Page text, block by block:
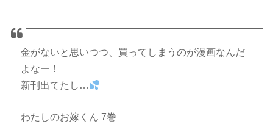
金がないと思いつつ、買ってしまうのが漫画なんだ
よなー！
新刊出てたし…
わたしのお嫁くん 7巻